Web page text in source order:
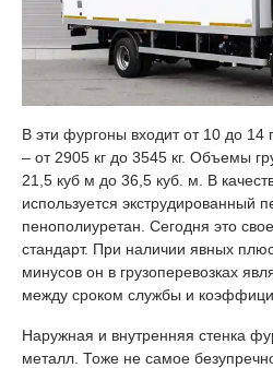
В эти фургоны входит от 10 до 14
– от 2905 кг до 3545 кг. Объемы
21,5 куб м до 36,5 куб. м. В
используется экструдированный
пенополиуретан. Сегодня это
стандарт. При наличии явных
минусов он в грузоперевозках
между сроком службы и
Наружная и внутренняя стенка
металл. Тоже не самое